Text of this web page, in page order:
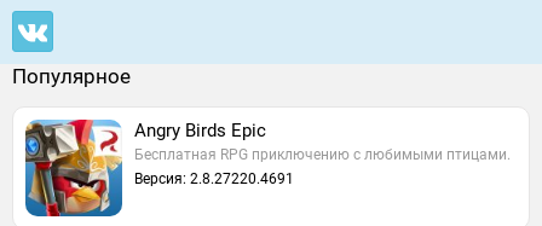
Популярное
Angry Birds Epic
Бесплатная RPG приключению с любимыми птицами.
Версия: 2.8.27220.4691